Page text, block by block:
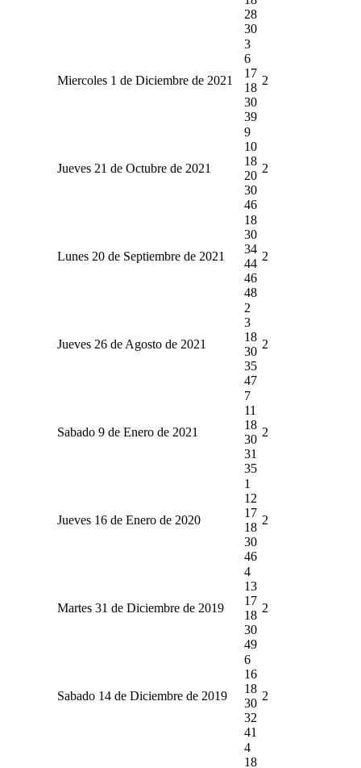
28
30
Miercoles 1 de Diciembre de 2021
3
6
17
18
30
39
2
Jueves 21 de Octubre de 2021
9
10
18
20
30
46
2
Lunes 20 de Septiembre de 2021
18
30
34
44
46
48
2
Jueves 26 de Agosto de 2021
2
3
18
30
35
47
2
Sabado 9 de Enero de 2021
7
11
18
30
31
35
2
Jueves 16 de Enero de 2020
1
12
17
18
30
46
2
Martes 31 de Diciembre de 2019
4
13
17
18
30
49
2
Sabado 14 de Diciembre de 2019
6
16
18
30
32
41
2
4
18